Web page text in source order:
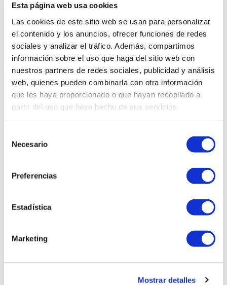
Esta página web usa cookies
Las cookies de este sitio web se usan para personalizar
el contenido y los anuncios, ofrecer funciones de redes
sociales y analizar el tráfico. Además, compartimos
información sobre el uso que haga del sitio web con
nuestros partners de redes sociales, publicidad y análisis
web, quienes pueden combinarla con otra información
que les haya proporcionado o que hayan recopilado a
partir del uso que haya hecho de sus servicios.
Necesario
Preferencias
Estadística
Marketing
Mostrar detalles